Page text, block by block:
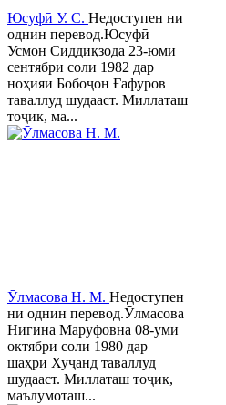
Юсуфӣ У. C. Недоступен ни
однин перевод.Юсуфӣ
Усмон Сиддиқзода 23-юми
сентябри соли 1982 дар
ноҳияи Бобоҷон Ғафуров
таваллуд шудааст. Миллаташ
тоҷик, ма...
Ӯлмасова Н. М. Недоступен
ни однин перевод.Ӯлмасова
Нигина Маруфовна 08-уми
октябри соли 1980 дар
шаҳри Хуҷанд таваллуд
шудааст. Миллаташ тоҷик,
маълумоташ...